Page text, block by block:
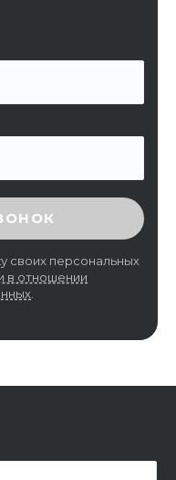
своих персональных
в отношении